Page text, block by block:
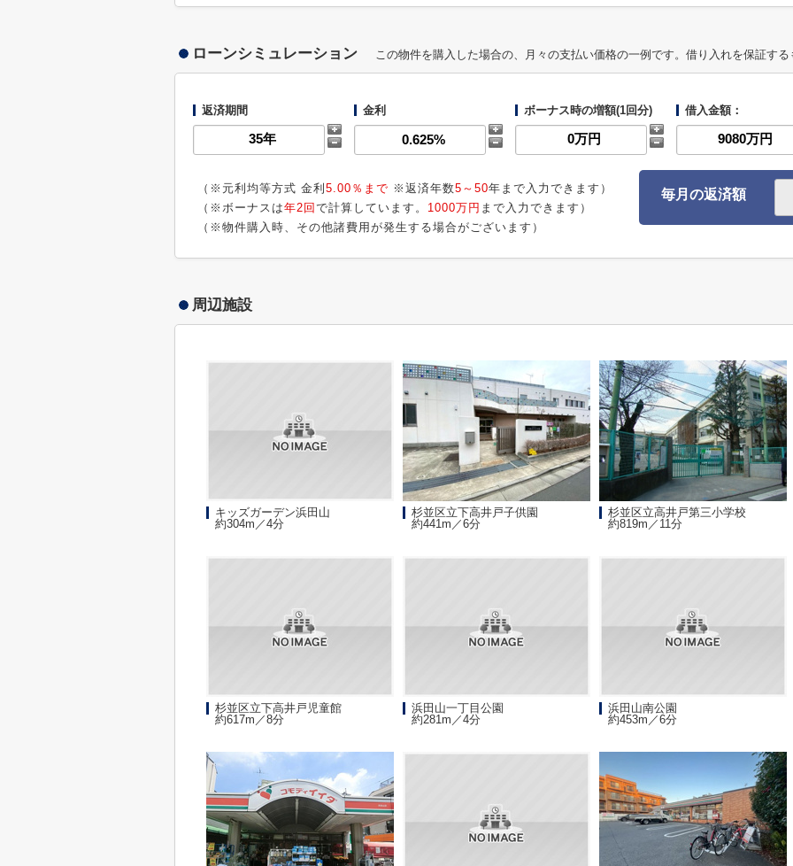
ローンシミュレーション この物件を購入した場合の、月々の支払い価格の一例です。借り入れを保証す
返済期間 金利 ボーナス時の増額(1回分) 借入金額：
（※元利均等方式 金利5.00％まで ※返済年数5～50年まで入力できます）
（※ボーナスは年2回で計算しています。 1000万円 まで入力できます）
（※物件購入時、その他諸費用が発生する場合がございます）
毎月の返済額
周辺施設
キッズガーデン浜田山
約304m／4分
杉並区立下高井戸子供園
約441m／6分
杉並区立高井戸第三小学校
約819m／11分
杉並区立下高井戸児童館
約617m／8分
浜田山一丁目公園
約281m／4分
浜田山南公園
約453m／6分